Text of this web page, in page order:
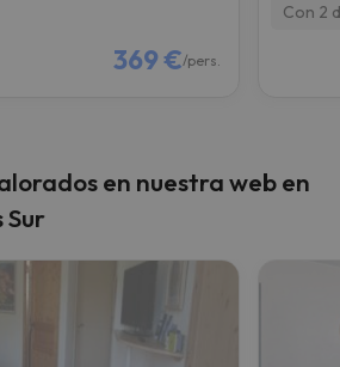
369 €/pers.
Con 2
en nuestra web en
Sur